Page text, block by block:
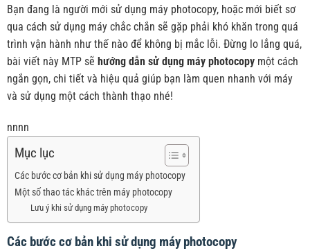
Bạn đang là người mới sử dụng máy photocopy, hoặc mới biết sơ
qua cách sử dụng máy chắc chắn sẽ gặp phải khó khăn trong quá
trình vận hành như thế nào để không bị mắc lỗi. Đừng lo lắng quá,
bài viết này MTP sẽ hướng dẫn sử dụng máy photocopymột cách
ngắn gọn, chi tiết và hiệu quả giúp bạn làm quen nhanh với máy
và sử dụng một cách thành thạo nhé!
nnnn
Mục lục
Các bước cơ bản khi sử dụng máy photocopy
Một số thao tác khác trên máy photocopy
Lưu ý khi sử dụng máy photocopy
Các bước cơ bản khi sử dụng máy photocopy